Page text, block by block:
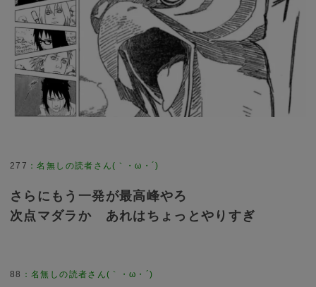
277
さらにもう一発が最高峰やろ
次点マダラか あれはちょっとやりすぎ
88